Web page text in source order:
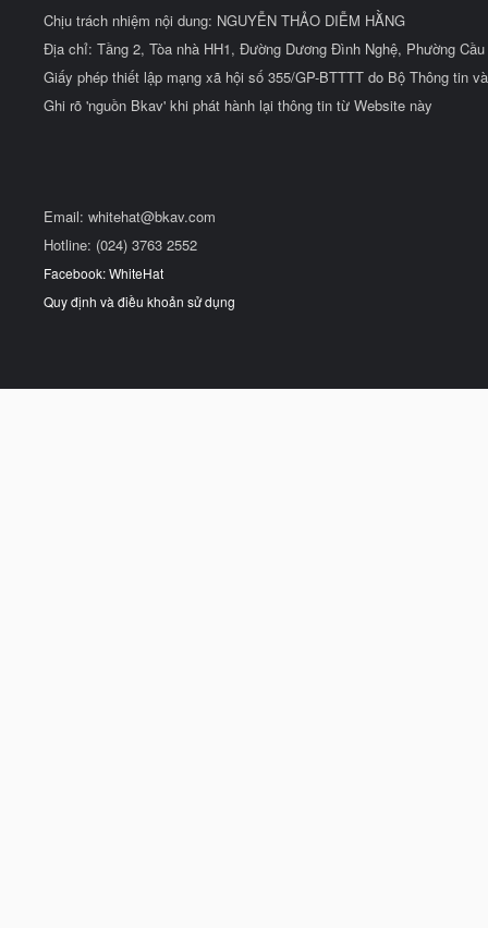
Chịu trách nhiệm nội dung: NGUYỄN THẢO DIỄM HẰNG
Địa chỉ: Tầng 2, Tòa nhà HH1, Đường Dương Đình Nghệ, Phường
Giấy phép thiết lập mạng xã hội số 355/GP-BTTTT do Bộ Thông tin
Ghi rõ 'nguồn Bkav' khi phát hành lại thông tin từ Website này
Email: whitehat@bkav.com
Hotline: (024) 3763 2552
Facebook: WhiteHat
Quy định và điều khoản sử dụng